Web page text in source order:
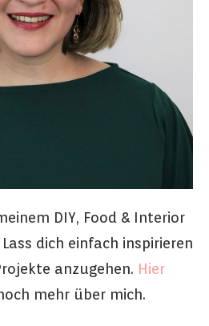
DIY, Food & Interior
dich einfach inspirieren
anzugehen. Hier
mehr über mich.